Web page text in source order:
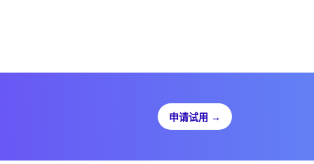
申请试用 →